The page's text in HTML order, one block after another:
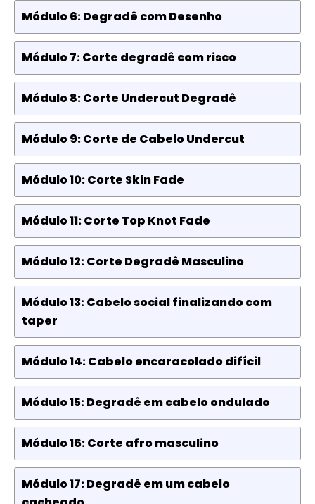
Módulo 6: Degradê com Desenho
Módulo 7: Corte degradê com risco
Módulo 8: Corte Undercut Degradê
Módulo 9: Corte de Cabelo Undercut
Módulo 10: Corte Skin Fade
Módulo 11: Corte Top Knot Fade
Módulo 12: Corte Degradê Masculino
Módulo 13: Cabelo social finalizando com
taper
Módulo 14: Cabelo encaracolado difícil
Módulo 15: Degradê em cabelo ondulado
Módulo 16: Corte afro masculino
Módulo 17: Degradê em um cabelo